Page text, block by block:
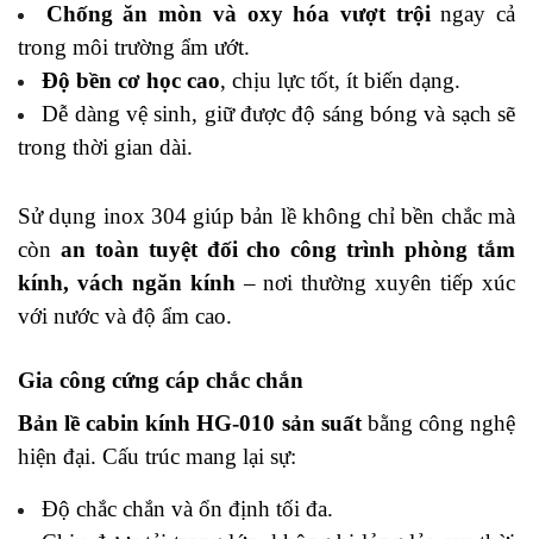
Chống ăn mòn và oxy hóa vượt trộingay cả
trong môi trường ẩm ướt.
Độ bền cơ học cao, chịu lực tốt, ít biến dạng.
Dễ dàng vệ sinh, giữ được độ sáng bóng và sạch sẽ
trong thời gian dài.
Sử dụng inox 304 giúp bản lề không chỉ bền chắc mà
còn an toàn tuyệt đối cho công trình phòng tắm
kính, vách ngăn kính– nơi thường xuyên tiếp xúc
với nước và độ ẩm cao.
Gia công cứng cáp chắc chắn
Bản lề cabin kính HG-010 sản suấtbằng công nghệ
hiện đại. Cấu trúc mang lại sự:
Độ chắc chắn và ổn định tối đa.